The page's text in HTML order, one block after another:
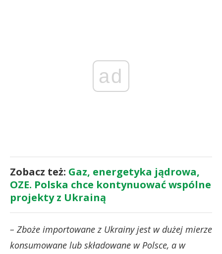
ad
Zobacz też: Gaz, energetyka jądrowa,
OZE. Polska chce kontynuować wspólne
projekty z Ukrainą
– Zboże importowane z Ukrainy jest w dużej mierze
konsumowane lub składowane w Polsce, a w